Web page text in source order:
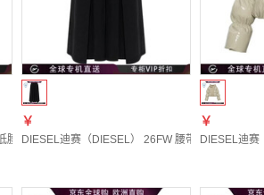
腰喇叭牛仔裤 男士 图色A1705509P3802 20 | 28
￥
DIESEL迪赛（DIESEL） 26FW 腰带环九分牛仔
￥
DIESEL迪赛